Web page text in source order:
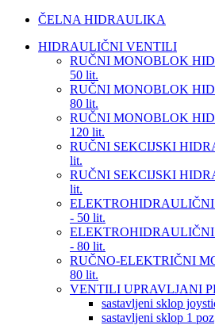
ČELNA HIDRAULIKA
HIDRAULIČNI VENTILI
RUČNI MONOBLOK
50 lit.
RUČNI MONOBLOK
80 lit.
RUČNI MONOBLOK
120 lit.
RUČNI SEKCIJSKI
lit.
RUČNI SEKCIJSKI
lit.
- 50 lit.
- 80 lit.
RUČNO-ELEKTRIČNI
80 lit.
VENTILI UPRAVLJANI
sastavljeni sklop
sastavljeni sklop 1 poz